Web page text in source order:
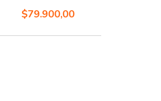
$79.900,00